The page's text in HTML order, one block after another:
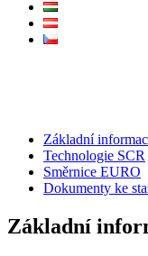
Základní
Technologie SCR
Směrnice EURO
Dokumenty ke
Základní